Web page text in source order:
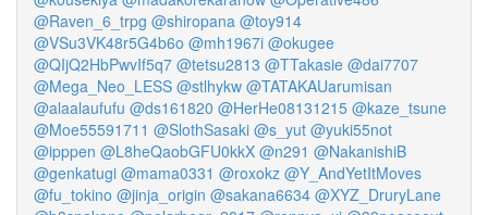
@Raven_6_trpg @shiropana @toy914
@VSu3VK48r5G4b6o @mh1967i @okugee
@QIjQ2HbPwvIf5q7 @tetsu2813 @TTakasie @dai7707
@Mega_Neo_LESS @stlhykw @TATAKAUarumisan
@alaalaufufu @ds161820 @HerHe08131215 @kaze_tsune
@Moe55591711 @SlothSasaki @s_yut @yuki55not
@ipppen @L8heQaobGFU0kkX @n291 @NakanishiB
@genkatugi @mama0331 @roxokz @Y_AndYetItMoves
@fu_tokino @jinja_origin @sakana6634 @XYZ_DruryLane